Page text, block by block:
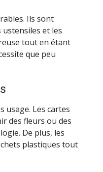
Ils sont
et les
tout en étant
que peu
usage. Les cartes
des fleurs ou des
De plus, les
plastiques tout